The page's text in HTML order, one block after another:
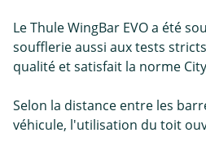
Le Thule WingBar EVO a été
soufflerie aussi aux tests
qualité et satisfait la norme
Selon la distance entre les
véhicule, l'utilisation du toit